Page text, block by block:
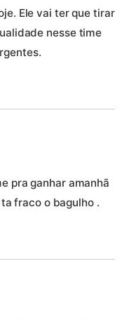
Ele vai ter que tirar
nesse time
pra ganhar amanhã
fraco o bagulho .